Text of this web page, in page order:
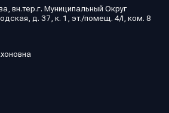
вн.тер.г. Муниципальный Округ
д. 37, к. 1, эт./помещ. 4/I, ком. 8